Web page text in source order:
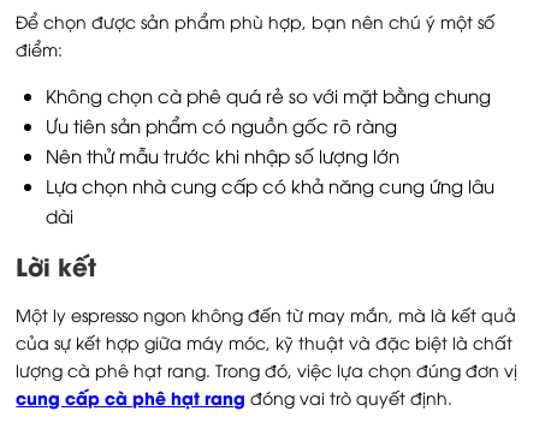
Để chọn được sản phẩm phù hợp, bạn nên chú ý một số
điểm:
Không chọn cà phê quá rẻ so với mặt bằng chung
Ưu tiên sản phẩm có nguồn gốc rõ ràng
Nên thử mẫu trước khi nhập số lượng lớn
Lựa chọn nhà cung cấp có khả năng cung ứng lâu
dài
Lời kết
Một ly espresso ngon không đến từ may mắn, mà là kết quả
của sự kết hợp giữa máy móc, kỹ thuật và đặc biệt là chất
lượng cà phê hạt rang. Trong đó, việc lựa chọn đúng đơn vị
cung cấp cà phê hạt rang đóng vai trò quyết định.